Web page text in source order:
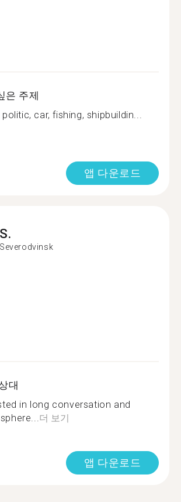
은 주제
car, fishing, shipbuildin...
앱 다운로드
S.
Severodvinsk
대
in long conversation and
더 보기
앱 다운로드